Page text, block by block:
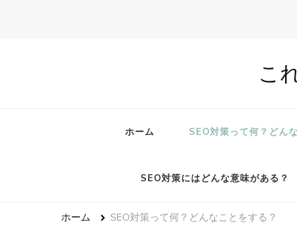
こ
ホーム SEO対策って何？どん
SEO対策にはどんな意味がある？
ホーム SEO対策って何？どんなことをする？